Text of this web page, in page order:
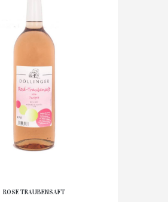
ROSE TRAUBENSAFT